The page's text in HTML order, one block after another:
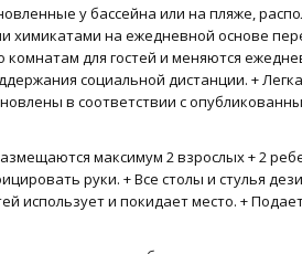
у бассейна или на пляже,
на ежедневной основе
для гостей и меняются
социальной дистанции. +
в соответствии с
максимум 2 взрослых + 2
руки. + Все столы и стулья
использует и покидает место. +